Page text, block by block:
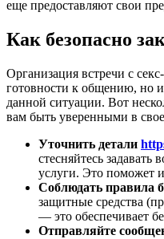
еще предоставляют свои
Как безопасно
Организация встречи с
готовности к общению, но
данной ситуации. Вот
вам быть уверенными в
Уточнить детали
стесняйтесь
услуги. Это поможет
Соблюдать правила
защитные средства
— это обеспечивает
Отправляйте